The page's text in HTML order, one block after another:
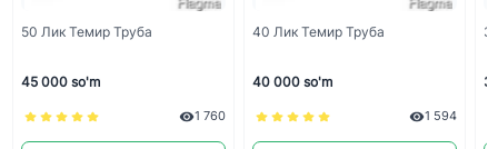
50 Лик Темир Труба
45 000 so'm
1 760
40 Лик Темир Труба
40 000 so'm
1 594